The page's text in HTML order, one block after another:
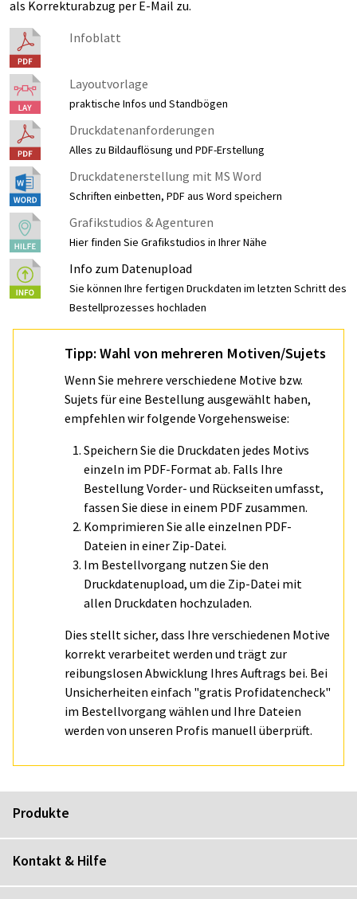
als Korrekturabzug per E-Mail zu.
Infoblatt
Layoutvorlage
praktische Infos und Standbögen
Druckdatenanforderungen
Alles zu Bildauflösung und PDF-Erstellung
Druckdatenerstellung mit MS Word
Schriften einbetten, PDF aus Word speichern
Grafikstudios & Agenturen
Hier finden Sie Grafikstudios in Ihrer Nähe
Info zum Datenupload
Sie können Ihre fertigen Druckdaten im letzten Schritt des
Bestellprozesses hochladen
Tipp: Wahl von mehreren Motiven/Sujets
Wenn Sie mehrere verschiedene Motive bzw.
Sujets für eine Bestellung ausgewählt haben,
empfehlen wir folgende Vorgehensweise:
Speichern Sie die Druckdaten jedes Motivs
einzeln im PDF-Format ab. Falls Ihre
Bestellung Vorder- und Rückseiten umfasst,
fassen Sie diese in einem PDF zusammen.
Komprimieren Sie alle einzelnen PDF-
Dateien in einer Zip-Datei.
Im Bestellvorgang nutzen Sie den
Druckdatenupload, um die Zip-Datei mit
allen Druckdaten hochzuladen.
Dies stellt sicher, dass Ihre verschiedenen Motive
korrekt verarbeitet werden und trägt zur
reibungslosen Abwicklung Ihres Auftrags bei. Bei
Unsicherheiten einfach "gratis Profidatencheck"
im Bestellvorgang wählen und Ihre Dateien
werden von unseren Profis manuell überprüft.
Produkte
Kontakt & Hilfe